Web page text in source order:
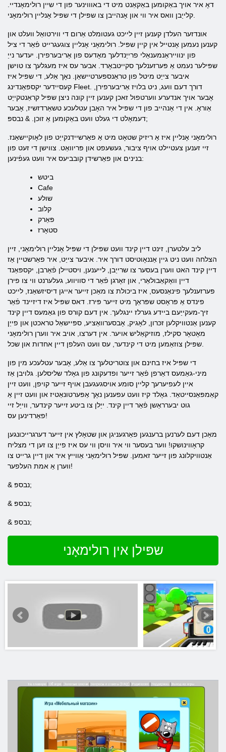
דאָ איר אויך באַקומען באַקאַנט מיט די באוווינער פון די שיין רולימאָנדיי.
אונדזער העלדן קענען זיין לייכט געטומלט אַרום די ווירטואַל וועלט און
קענען נעמען אָנטייל אין קיין שפּיל. רולימאָני אָנליין צוגעגרייט פֿאַר די ציל
פון ינווייראַנמענאַלי פרייַנדלעך מאָדעס פון אַריבערפירן. יעדער נייַ
שפּילער נעמט אַ פּערזענלעך סקייטבאָרד. אבער עס איז מעגלעך צו טוישן
איבער צייַט מיטל פון טראַנספּערטיישאַן. נאָך אַלע, די שפּיל איז
קעסיידער יקספּאַנדינג Fleet. דורך דעם וועג, ניט בלויז אַריבערפירן,
אָבער אויך אנדערע ווערטפול זאכן קענען זיין קונה ניצן שפּיל קראַנטקייַט
אַוראָ. אין די אָנהייב פון די שפּיל איר האָבן עטלעכע טשאַרדזשיז, אָבער
דעמאָלט די געלט וועט באַקומען אַ זוכן. & נבספּ;
רולימאָני אָנליין איז אַ ריזיק שטאָט מיט אַ פאַרשיידנקייַט פון לאָוקיישאַנז.
זיי זענען צעטיילט אויף ציבור, געשעפט און פּריוואַט. צווישן די זעט פון
בנינים און פאַרשידן קובביעס איר וועט געפֿינען:
ביטש
Cafe
שולע
קלוב
פּאַרק
סטאָרז
ליב עלטערן, זינט דיין קינד וועט שפּילן די שפּיל אָנליין רולימאָני, זיין
הצלחה וועט ניט גיין אַננאָוטיסט דורך איר. איבער צייַט, איר פאַרשטיין אַז
דיין קינד האט ווערן בעסער צו שרייַבן, לייענען, ויסטיילן פֿאַרבן, יקספּאַנד
דיין וואָקאַבולאַרי, און זאָרגן פֿאַר די סוויווע, געלערנט ווי צו פירן
פּערזענלעך פינאַנסעס, איז ביכולת צו מאַכן זייער אייגן דיסיזשאַנז, לייכט
פינדס אַ פּראָסט שפּראַך מיט זייער פּירז. דאס שפּיל איז דיזיינד פֿאַר
זיך-מעקייַעם ביידע גערלז יינגלעך. אין דעם קורס פון גאַמעס דיין קינד
קענען אַנטוויקלען זכּרון, לאָגיק, אָבסערוואַציע, ספּיישאַל טראכטן און פייַן
מאָטאָר סקילז, מוזיקאַליש אויער. אין דערצו, אויב איר ווערן רולימאָני
די שפּיל איז בחינם און צוטריטלעך צו אַלע, אָבער עטלעכע מין פון
מיני-גאַמעס דאַרפן פֿאַר זייער ופדעקונג פון גאָלד שליסלען. גלויבן אַז
איין לעפיערעך קליין סומע אויסגעגעבן אויף זייער קויפן, וועט זיין
קאַמפּאַנסייטאַד. גאָלד קיז וועט עפענען נאָך אַפּערטונאַטיז און וועט זיין אַ
גוט יבערראַשן פֿאַר דיין קינד. ייַלן צו ביטע זייער קינדער, ווייַל זיי
פאַרדינען עס!
מאַכן דעם לערנען ברענגען פאַרגעניגן און שטאָלץ אין זייער דערגרייכונגען
קראָווינושקו! ווער בעסער ווי איר וויסן ווי עס איז פייַן צו זען די מצליח
אַנטוויקלונג פון זייער זאמען. שפּיל רולימאָני אַווייץ איר און דיין גרייט צו
ווערן אַ אמת העלפער!
& נבספּ;
& נבספּ;
& נבספּ;
שפּילן אין רולימאָני